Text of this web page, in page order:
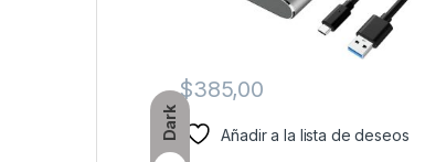
Dark
$385,00
Añadir a la lista de deseos